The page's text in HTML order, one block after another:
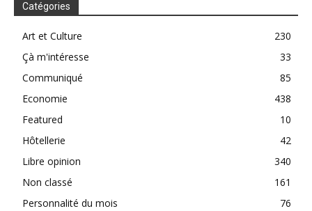
Catégories
Art et Culture
230
Çà m'intéresse
33
Communiqué
85
Economie
438
Featured
10
Hôtellerie
42
Libre opinion
340
Non classé
161
Personnalité du mois
76